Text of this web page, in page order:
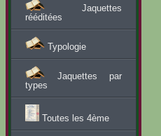
Jaquettes
rééditées
Typologie
Jaquettes par
types
Toutes les 4ème